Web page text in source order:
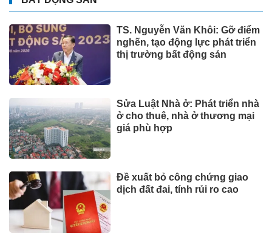
TS. Nguyễn Văn Khôi: Gỡ điểm
nghẽn, tạo động lực phát triển
thị trường bất động sản
Sửa Luật Nhà ở: Phát triển nhà
ở cho thuê, nhà ở thương mại
giá phù hợp
Đề xuất bỏ công chứng giao
dịch đất đai, tính rủi ro cao